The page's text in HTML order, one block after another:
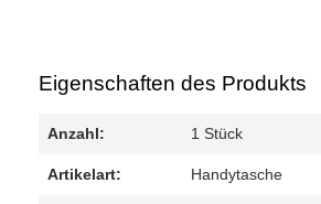
Eigenschaften des Produkts
Anzahl: 1 Stück
Artikelart: Handytasche